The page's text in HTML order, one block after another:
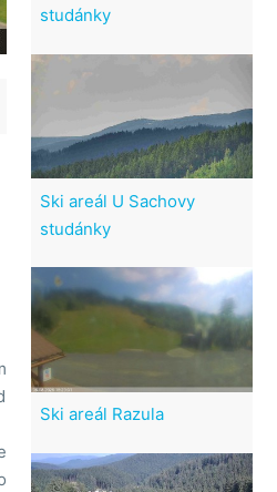
studánky
Ski areál U Sachovy
studánky
Ski areál Razula